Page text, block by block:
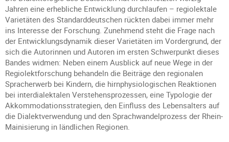
Jahren eine erhebliche Entwicklung durchlaufen – regiolektale
Varietäten des Standarddeutschen rückten dabei immer mehr
ins Interesse der Forschung. Zunehmend steht die Frage nach
der Entwicklungsdynamik dieser Varietäten im Vordergrund, der
sich die Autorinnen und Autoren im ersten Schwerpunkt dieses
Bandes widmen: Neben einem Ausblick auf neue Wege in der
Regiolektforschung behandeln die Beiträge den regionalen
Spracherwerb bei Kindern, die hirnphysiologischen Reaktionen
bei interdialektalen Verstehensprozessen, eine Typologie der
Akkommodationsstrategien, den Einfluss des Lebensalters auf
die Dialektverwendung und den Sprachwandelprozess der Rhein-
Mainisierung in ländlichen Regionen.